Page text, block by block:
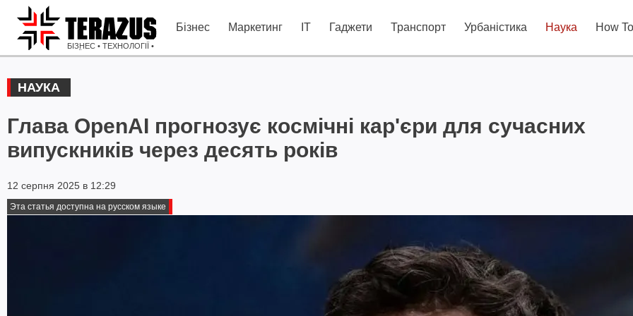
БІЗНЕС • ТЕХНОЛОГІЇ •
ІДЕЇ
Бізнес Маркетинг IT Гаджети Транспорт Урбаністика Наука How To
НАУКА
Глава OpenAI прогнозує космічні кар'єри для сучасних
випускників через десять років
12 серпня 2025 в 12:29
Эта статья доступна на русском языке